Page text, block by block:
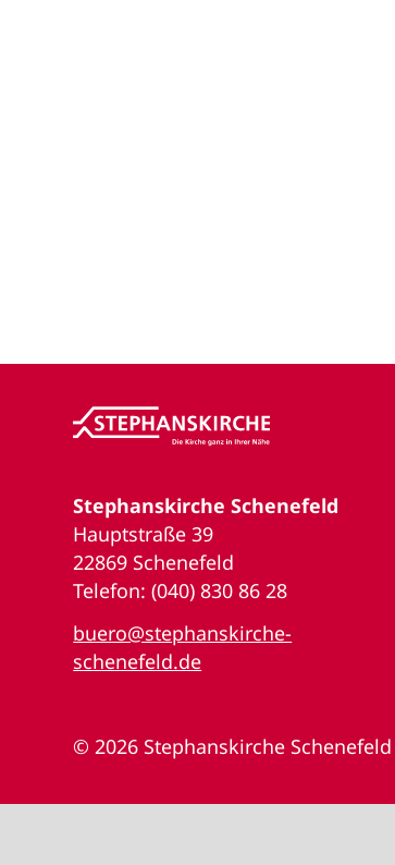
Stephanskirche Schenefeld
Hauptstraße 39
22869 Schenefeld
Telefon: (040) 830 86 28
buero@stephanskirche-
schenefeld.de
© 2026 Stephanskirche Schenefeld